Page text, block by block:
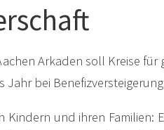
Arkaden soll Kreise für
Jahr bei Benefizversteigerung
und ihren Familien: